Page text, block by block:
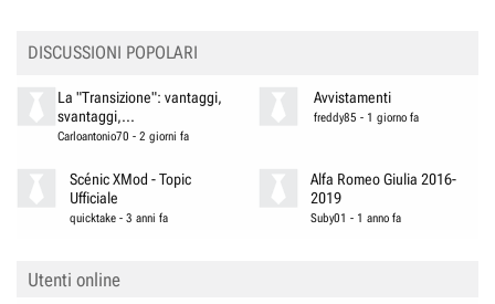
DISCUSSIONI POPOLARI
La "Transizione": vantaggi,
svantaggi,...
Carloantonio70 - 2 giorni fa
Avvistamenti
freddy85 - 1 giorno fa
Scénic XMod - Topic
Ufficiale
quicktake -3 anni fa
Alfa Romeo Giulia 2016-
2019
Suby01 - 1 anno fa
Utenti online